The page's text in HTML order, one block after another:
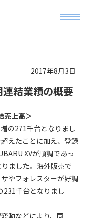
2017年8月3日
結業績の概要
売上高＞
の271千台となりまし
えたことに加え、登録
XVが順調であっ
ました。海外販売で
やフォレスターが好調
231千台となりまし
動などにより、同